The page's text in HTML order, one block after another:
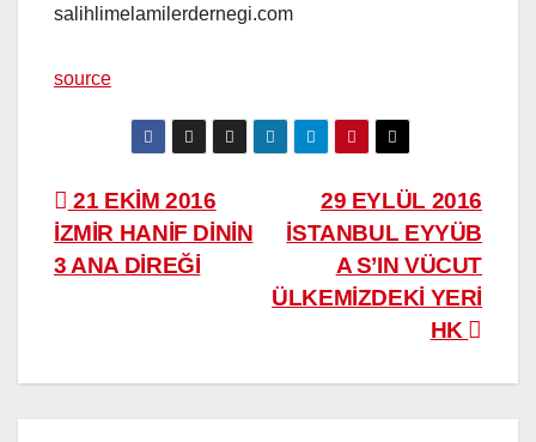
salihlimelamilerdernegi.com
source
Yazı
gezinmesi
29 EYLÜL 2016
İSTANBUL EYYÜB
A S’IN VÜCUT
ÜLKEMİZDEKİ YERİ
HK
21 EKİM 2016
İZMİR HANİF DİNİN
3 ANA DİREĞİ